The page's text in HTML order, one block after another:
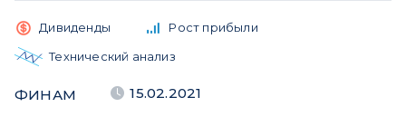
Дивиденды
Рост прибыли
Технический анализ
ФИНАМ 15.02.2021